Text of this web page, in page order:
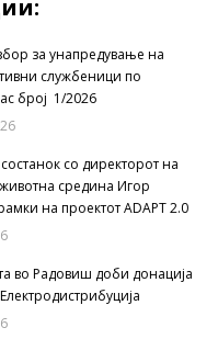
за унапредување на
службеници по
број 1/2026
со директорот на
средина Игор
на проектот ADAPT 2.0
во Радовиш доби донација